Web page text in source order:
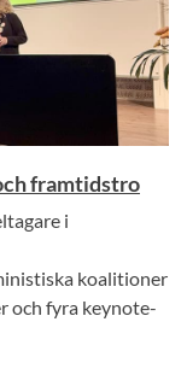
framtidstro
i
koalitioner
och fyra keynote-